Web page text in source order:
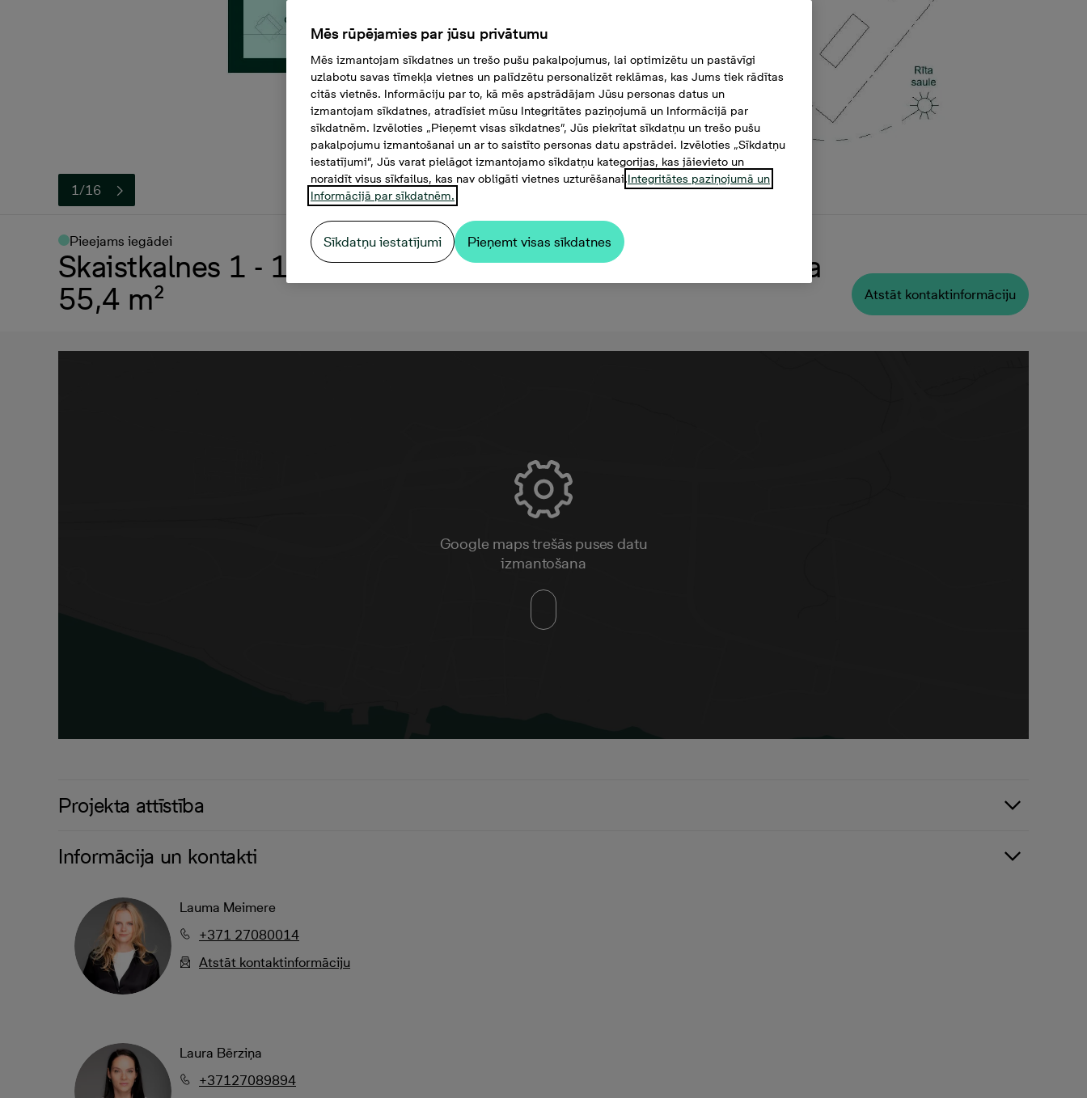
1/16
Pieejams iegādei
Skaistkalnes 1 - 13, 148 000 €, 3 -istabu dzīvoklis, Platība
55,4 m²
Atstāt kontaktinformāciju
Google maps trešās puses datu
izmantošana
Projekta attīstība
Informācija un kontakti
Lauma Meimere
+371 27080014
Atstāt kontaktinformāciju
Laura Bērziņa
+37127089894
Mēs rūpējamies par jūsu privātumu
Mēs izmantojam sīkdatnes un trešo pušu pakalpojumus, lai optimizētu un pastāvīgi
uzlabotu savas tīmekļa vietnes un palīdzētu personalizēt reklāmas, kas Jums tiek rādītas
citās vietnēs. Informāciju par to, kā mēs apstrādājam Jūsu personas datus un
izmantojam sīkdatnes, atradīsiet mūsu Integritātes paziņojumā un Informācijā par
sīkdatnēm. Izvēloties „Pieņemt visas sīkdatnes”, Jūs piekrītat sīkdatņu un trešo pušu
pakalpojumu izmantošanai un ar to saistīto personas datu apstrādei. Izvēloties „Sīkdatņu
iestatījumi”, Jūs varat pielāgot izmantojamo sīkdatņu kategorijas, kas jāievieto un
noraidīt visus sīkfailus, kas nav obligāti vietnes uzturēšanai.Integritātes paziņojumā un
Informācijā par sīkdatnēm.
Sīkdatņu iestatījumi Pieņemt visas sīkdatnes